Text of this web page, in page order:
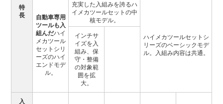
特
長
自動車専用
ツールも入
組んだハイ
メカツール
セットシリ
ーズのハイ
エンドモデ
ル。
充実した入組みを誇るハ
イメカツールセットの中
核モデル。
ハイメカツールセットシ
リーズのベーシックモデ
ル。入組み内容は共通。
インチサ
イズを入
組み、保
守・整備
の対象範
囲を拡
大。
入